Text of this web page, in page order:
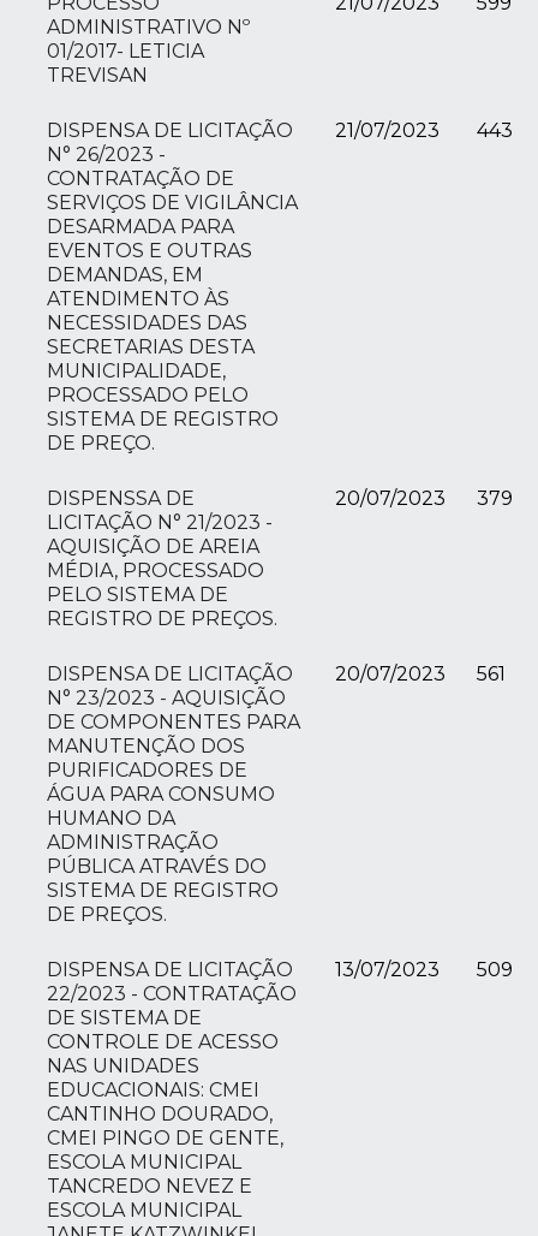
ADMINISTRATIVO Nº
01/2017- LETICIA
TREVISAN
DISPENSA DE LICITAÇÃO
N° 26/2023 -
CONTRATAÇÃO DE
SERVIÇOS DE VIGILÂNCIA
DESARMADA PARA
EVENTOS E OUTRAS
DEMANDAS, EM
ATENDIMENTO ÀS
NECESSIDADES DAS
SECRETARIAS DESTA
MUNICIPALIDADE,
PROCESSADO PELO
SISTEMA DE REGISTRO
DE PREÇO.
21/07/2023 443
DISPENSSA DE
LICITAÇÃO N° 21/2023 -
AQUISIÇÃO DE AREIA
MÉDIA, PROCESSADO
PELO SISTEMA DE
REGISTRO DE PREÇOS.
20/07/2023 379
DISPENSA DE LICITAÇÃO
N° 23/2023 - AQUISIÇÃO
DE COMPONENTES PARA
MANUTENÇÃO DOS
PURIFICADORES DE
ÁGUA PARA CONSUMO
HUMANO DA
ADMINISTRAÇÃO
PÚBLICA ATRAVÉS DO
SISTEMA DE REGISTRO
DE PREÇOS.
20/07/2023 561
DISPENSA DE LICITAÇÃO
22/2023 - CONTRATAÇÃO
DE SISTEMA DE
CONTROLE DE ACESSO
NAS UNIDADES
EDUCACIONAIS: CMEI
CANTINHO DOURADO,
CMEI PINGO DE GENTE,
ESCOLA MUNICIPAL
TANCREDO NEVEZ E
ESCOLA MUNICIPAL
13/07/2023 509